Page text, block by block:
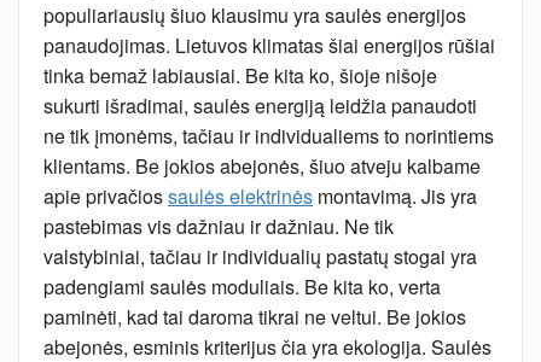
populiariausių šiuo klausimu yra saulės energijos
panaudojimas. Lietuvos klimatas šiai energijos rūšiai
tinka bemaž labiausiai. Be kita ko, šioje nišoje
sukurti išradimai, saulės energiją leidžia panaudoti
ne tik įmonėms, tačiau ir individualiems to norintiems
klientams. Be jokios abejonės, šiuo atveju kalbame
apie privačiossaulės elektrinės montavimą. Jis yra
pastebimas vis dažniau ir dažniau. Ne tik
valstybiniai, tačiau ir individualių pastatų stogai yra
padengiami saulės moduliais. Be kita ko, verta
paminėti, kad tai daroma tikrai ne veltui. Be jokios
abejonės, esminis kriterijus čia yra ekologija. Saulės